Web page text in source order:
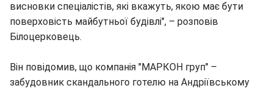
висновки спеціалістів, які вкажуть, якою має бути
поверховість майбутньої будівлі", – розповів
Білоцерковець.
Він повідомив, що компанія "МАРКОН груп" –
забудовник скандального готелю на Андріївському